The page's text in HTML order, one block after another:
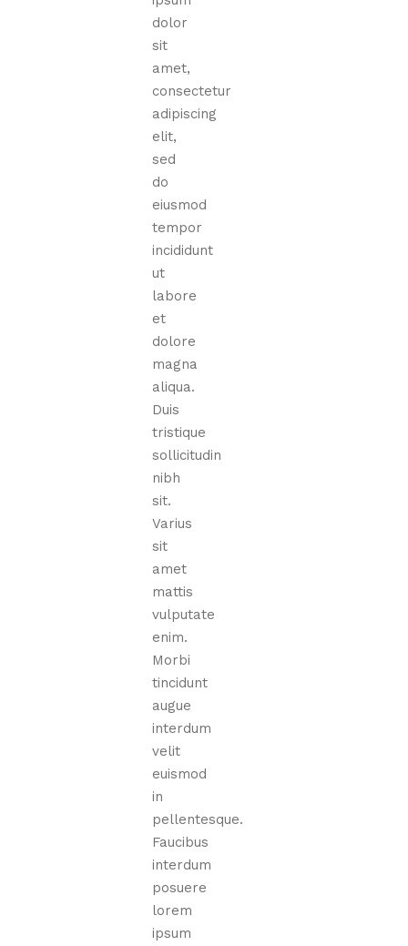
dolor
sit
amet,
consectetur
adipiscing
elit,
sed
do
eiusmod
tempor
incididunt
ut
labore
et
dolore
magna
aliqua.
Duis
tristique
sollicitudin
nibh
sit.
Varius
sit
amet
mattis
vulputate
enim.
Morbi
tincidunt
augue
interdum
velit
euismod
in
pellentesque.
Faucibus
interdum
posuere
lorem
ipsum